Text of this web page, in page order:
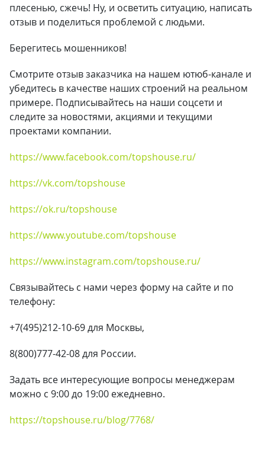
плесенью, сжечь! Ну, и осветить ситуацию, написать
отзыв и поделиться проблемой с людьми.
Берегитесь мошенников!
Смотрите отзыв заказчика на нашем ютюб-канале и
убедитесь в качестве наших строений на реальном
примере. Подписывайтесь на наши соцсети и
следите за новостями, акциями и текущими
проектами компании.
https://www.facebook.com/topshouse.ru/
https://vk.com/topshouse
https://ok.ru/topshouse
https://www.youtube.com/topshouse
https://www.instagram.com/topshouse.ru/
Связывайтесь с нами через форму на сайте и по
телефону:
+7(495)212-10-69 для Москвы,
8(800)777-42-08 для России.
Задать все интересующие вопросы менеджерам
можно с 9:00 до 19:00 ежедневно.
https://topshouse.ru/blog/7768/